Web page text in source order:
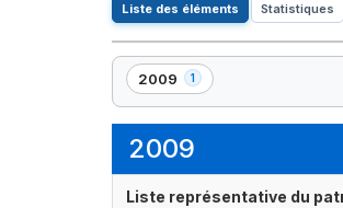
Liste des éléments Statistiques
2009 1
,
1
2009
Liste représentative du